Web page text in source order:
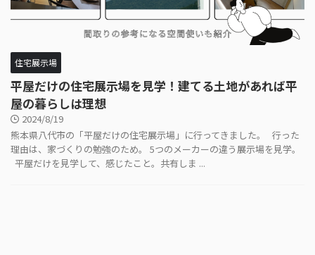
住宅展示場
平屋だけの住宅展示場を見学！建てる土地があれば平
屋の暮らしは理想
2024/8/19
熊本県八代市の「平屋だけの住宅展示場」に行ってきました。 行った
理由は、家づくりの勉強のため。 5つのメーカーの違う展示場を見学。
平屋だけを見学して、感じたこと。共有しま ...